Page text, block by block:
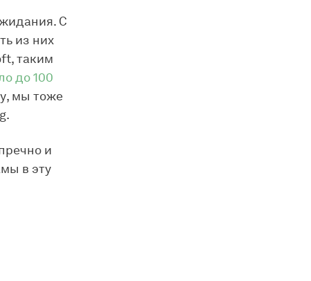
С
из них
таким
до 100
мы тоже
и
в эту